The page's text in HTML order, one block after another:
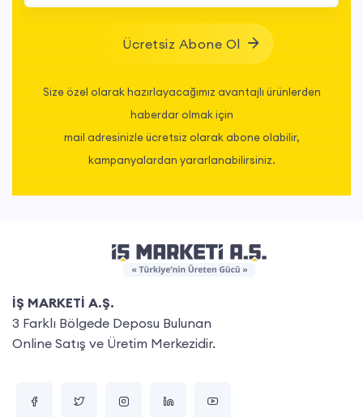
korumaya yardımcı olur.
Barete takılabilir kulaklıklar, yüksek gürültü ve düşen parçacık riskine
Ergonomik tasarımları, yüksek ses azaltma kapasitesi ve kolay
entegrasyon özellikleri ile bu ürünler, riskli iş ortamlarında güvenli ve
konforlu çalışma deneyimi sağlar. Daha fazla bilgi, detaylı ürün
özellikleri ve avantajlı fiyat seçenekleri içinwww.ismarketi.com’u
Ücretsiz Abone Ol
Size özel olarak hazırlayacağımız avantajlı ürünlerden
haberdar olmak için
mail adresinizle ücretsiz olarak abone olabilir,
kampanyalardan yararlanabilirsiniz.
İŞ MARKETİ A.Ş.
3 Farklı Bölgede Deposu Bulunan
Online Satış ve Üretim Merkezidir.